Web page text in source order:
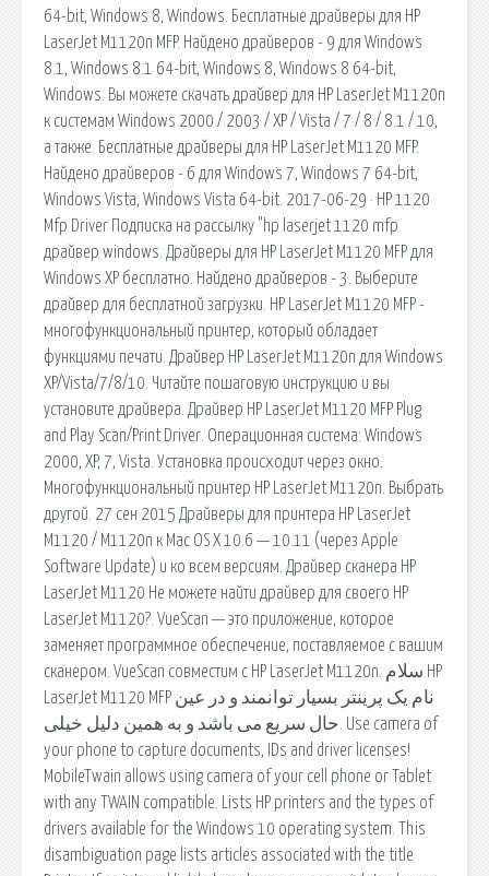
64-bit, Windows 8, Windows. Бесплатные драйверы для HP
LaserJet M1120n MFP. Найдено драйверов - 9 для Windows
8.1, Windows 8.1 64-bit, Windows 8, Windows 8 64-bit,
Windows. Вы можете скачать драйвер для HP LaserJet M1120n
к системам Windows 2000 / 2003 / XP / Vista / 7 / 8 / 8.1 / 10,
а также. Бесплатные драйверы для HP LaserJet M1120 MFP.
Найдено драйверов - 6 для Windows 7, Windows 7 64-bit,
Windows Vista, Windows Vista 64-bit. 2017-06-29 · HP 1120
Mfp Driver Подписка на рассылку "hp laserjet 1120 mfp
драйвер windows. Драйверы для HP LaserJet M1120 MFP для
Windows XP бесплатно. Найдено драйверов - 3. Выберите
драйвер для бесплатной загрузки. HP LaserJet M1120 MFP -
многофункциональный принтер, который обладает
функциями печати. Драйвер HP LaserJet M1120n для Windows
XP/Vista/7/8/10. Читайте пошаговую инструкцию и вы
установите драйвера. Драйвер HP LaserJet M1120 MFP Plug
and Play Scan/Print Driver. Операционная система: Windows
2000, XP, 7, Vista. Установка происходит через окно.
Многофункциональный принтер HP LaserJet M1120n. Выбрать
другой. 27 сен 2015 Драйверы для принтера HP LaserJet
M1120 / M1120n к Mac OS X 10.6 — 10.11 (через Apple
Software Update) и ко всем версиям. Драйвер сканера HP
LaserJet M1120 Не можете найти драйвер для своего HP
LaserJet M1120?. VueScan — это приложение, которое
заменяет программное обеспечение, поставляемое с вашим
сканером. VueScan совместим с HP LaserJet M1120n. سلام HP
LaserJet M1120 MFP نام یک پرینتر بسیار توانمند و در عین
حال سریع می باشد و به همین دلیل خیلی. Use camera of
your phone to capture documents, IDs and driver licenses!
MobileTwain allows using camera of your cell phone or Tablet
with any TWAIN compatible. Lists HP printers and the types of
drivers available for the Windows 10 operating system. This
disambiguation page lists articles associated with the title